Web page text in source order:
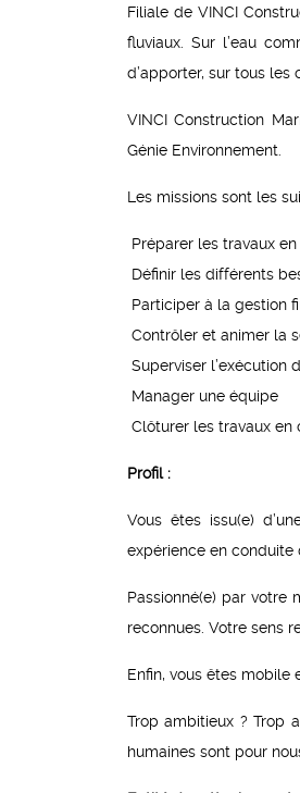
Filiale de VINCI
fluviaux. Sur l’eau
d’apporter, sur tous les
VINCI Construction
Génie Environnement.
Les missions sont les
Préparer les travaux
Définir les différents
Participer à la gestion
Contrôler et animer la
Superviser l’exécution
Manager une équipe
Clôturer les travaux en
Profil :
Vous êtes issu(e)
expérience en
Passionné(e) par votre
reconnues. Votre sens
Enfin, vous êtes mobile
Trop ambitieux ? Trop
humaines sont pour